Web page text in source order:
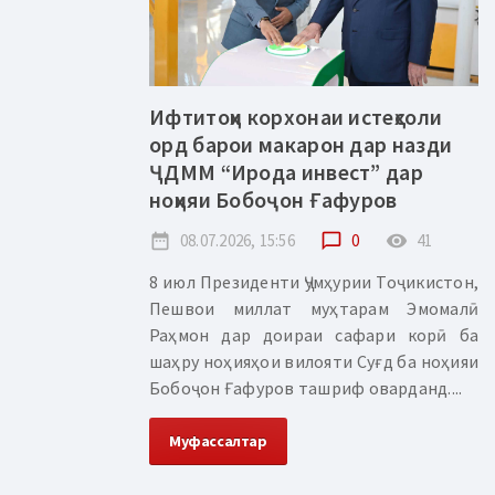
Ифтитоҳи корхонаи истеҳсоли
орд барои макарон дар назди
ҶДММ “Ирода инвест” дар
ноҳияи Бобоҷон Ғафуров
date_range 08.07.2026, 15:56 chat_bubble_outline 0 remove_red_eye 41
8 июл Президенти Ҷумҳурии Тоҷикистон,
Пешвои миллат муҳтарам Эмомалӣ
Раҳмон дар доираи сафари корӣ ба
шаҳру ноҳияҳои вилояти Суғд ба ноҳияи
Бобоҷон Ғафуров ташриф оварданд....
Муфассалтар